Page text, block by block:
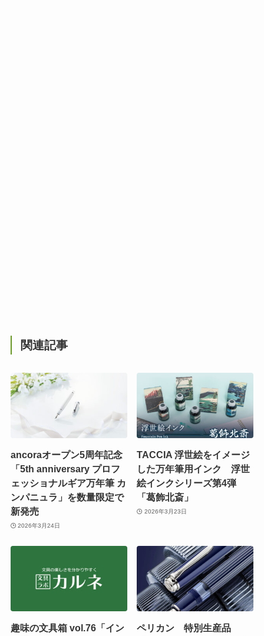
関連記事
ancoraオープン5周年記念
「5th anniversary プロフ
ェッショナルギア万年筆 カ
ンパニュラ」を数量限定で
新発売
2026年3月24日
TACCIA 浮世絵をイメージ
した万年筆用インク 浮世
絵インクシリーズ第4弾
「葛飾北斎」
2026年3月23日
趣味の文具箱 vol.76「イン
ペリカン 特別生産品